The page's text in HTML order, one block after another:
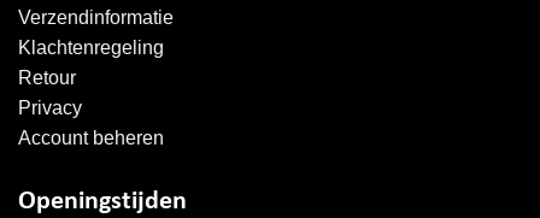
Verzendinformatie
Klachtenregeling
Retour
Privacy
Account beheren
Openingstijden